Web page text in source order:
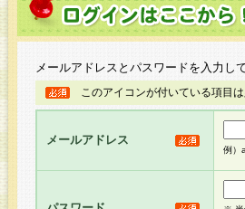
メールアドレスとパスワードを入力し
このアイコンが付いている項目
メールアドレス
例）